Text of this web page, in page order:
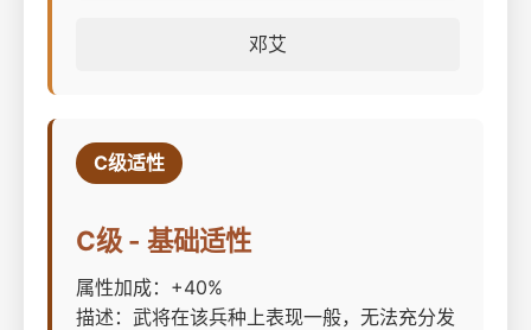
邓艾
C级适性
C级 - 基础适性
属性加成：+40%
描述：武将在该兵种上表现一般，无法充分发